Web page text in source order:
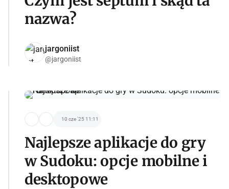
nazwa?
jargoniist
@jargoniist
10 cze '25 11:11
Najlepsze aplikacje do gry
w Sudoku: opcje mobilne i
desktopowe